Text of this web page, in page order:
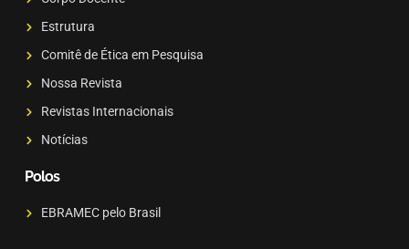
Estrutura
Comitê de Ética em Pesquisa
Nossa Revista
Revistas Internacionais
Notícias
Polos
EBRAMEC pelo Brasil